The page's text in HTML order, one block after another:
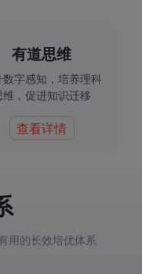
有道思维
数字感知，培养理科
维，促进知识迁移
查看详情
用的长效培优体系